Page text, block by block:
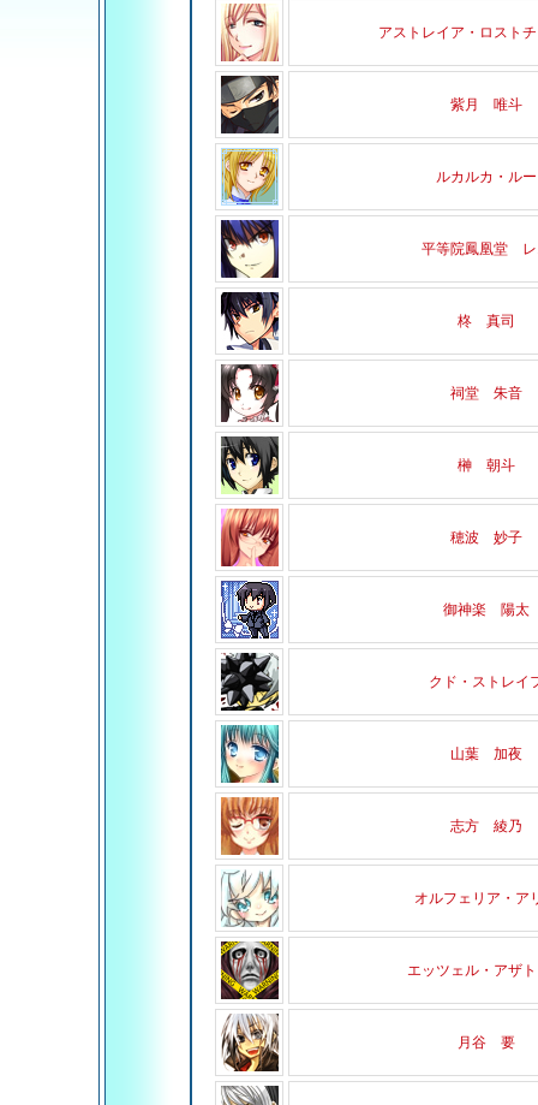
アストレイア・ロスト
紫月 唯斗
ルカルカ・ルー
平等院鳳凰堂
柊 真司
祠堂 朱音
榊 朝斗
穂波 妙子
御神楽 陽太
クド・ストレイ
山葉 加夜
志方 綾乃
オルフェリア・ア
エッツェル・アザ
月谷 要